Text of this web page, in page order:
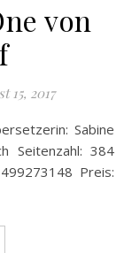
von
15, 2017
Seitenzahl: 384
Preis: